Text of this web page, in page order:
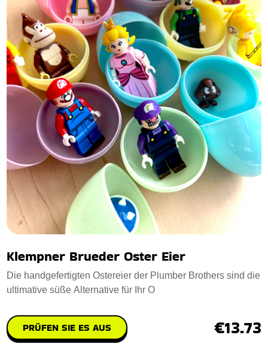
Klempner Brueder Oster Eier
Die handgefertigten Ostereier der Plumber Brothers sind die
ultimative süße Alternative für Ihr O
PRÜFEN SIE ES AUS €13.73